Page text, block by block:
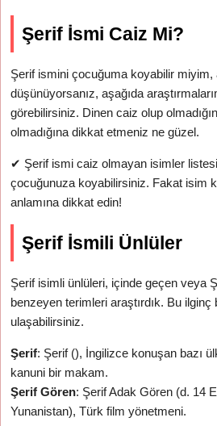
Şerif İsmi Caiz Mi?
Şerif ismini çocuğuma koyabilir miyim,
düşünüyorsanız, aşağıda
görebilirsiniz. Dinen caiz olup
olmadığına dikkat etmeniz ne güzel.
✔ Şerif ismi caiz olmayan isimler
çocuğunuza koyabilirsiniz. Fakat isim
anlamına dikkat edin!
Şerif İsmili Ünlüler
Şerif isimli ünlüleri, içinde geçen veya
benzeyen terimleri araştırdık. Bu ilginç
ulaşabilirsiniz.
Şerif: Şerif (), İngilizce konuşan bazı
kanuni bir makam.
Şerif Gören: Şerif Adak Gören (d. 14
Yunanistan), Türk film yönetmeni.